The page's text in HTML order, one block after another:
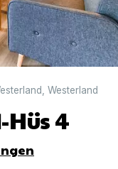
Westerland
4